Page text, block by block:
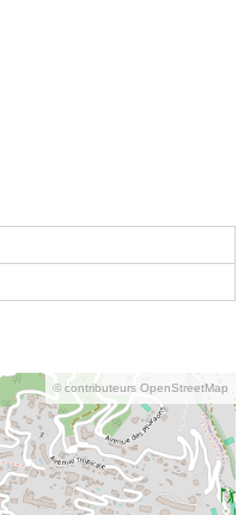
© contributeurs OpenStreetMap